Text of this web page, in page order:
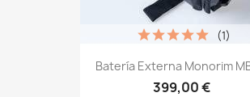
Batería Externa Monorim
399,00 €
(1)